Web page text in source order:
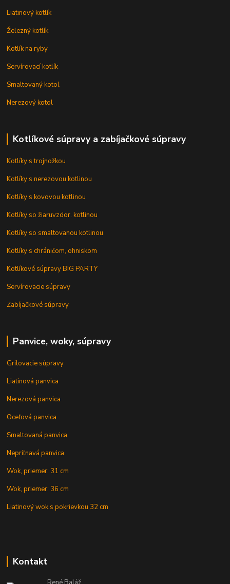
Liatinový kotlík
Železný kotlík
Kotlík na ryby
Servírovací kotlík
Smaltovaný kotol
Nerezový kotol
Kotlíkové súpravy a zabíjačkové súpravy
Kotlíky s trojnožkou
Kotlíky s nerezovou kotlinou
Kotlíky s kovovou kotlinou
Kotlíky so žiaruvzdor. kotlinou
Kotlíky so smaltovanou kotlinou
Kotlíky s chráničom, ohniskom
Kotlíkové súpravy BIG PARTY
Servírovacie súpravy
Zabíjačkové súpravy
Panvice, woky, súpravy
Grilovacie súpravy
Liatinová panvica
Nerezová panvica
Oceľová panvica
Smaltovaná panvica
Nepriľnavá panvica
Wok, priemer: 31 cm
Wok, priemer: 36 cm
Liatinový wok s pokrievkou 32 cm
Kontakt